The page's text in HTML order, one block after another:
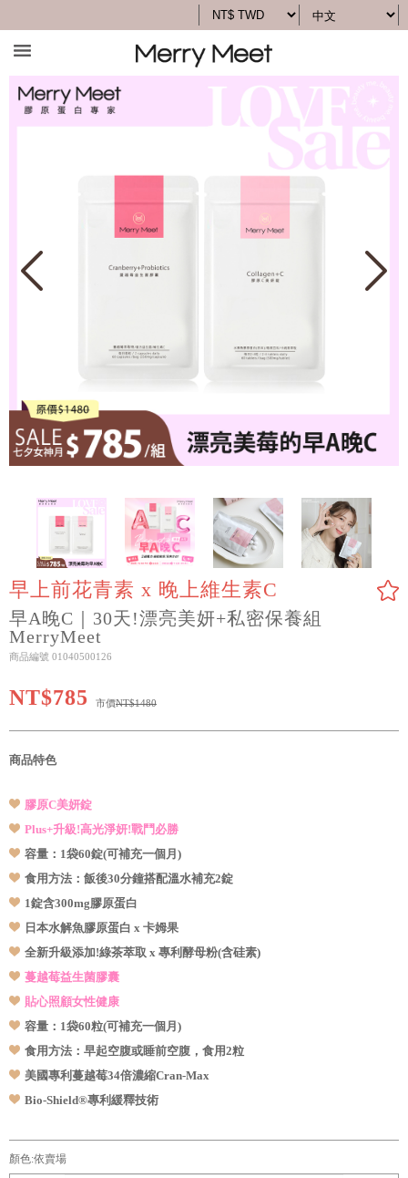
早上前花青素 x 晚上維生素C
早A晚C｜30天!漂亮美妍+私密保養組
MerryMeet
商品編號 01040500126
NT$785 市價NT$1480
商品特色
膠原C美妍錠
Plus+升級!高光淨妍!戰鬥必勝
容量：1袋60錠(可補充一個月)
食用方法：飯後30分鐘搭配溫水補充2錠
1錠含300mg膠原蛋白
日本水解魚膠原蛋白 x 卡姆果
全新升級添加!綠茶萃取 x 專利酵母粉(含硅素)
蔓越莓益生菌膠囊
貼心照顧女性健康
容量：1袋60粒(可補充一個月)
食用方法：早起空腹或睡前空腹，食用2粒
美國專利蔓越莓34倍濃縮Cran-Max
Bio-Shield®專利緩釋技術
顏色:依賣場